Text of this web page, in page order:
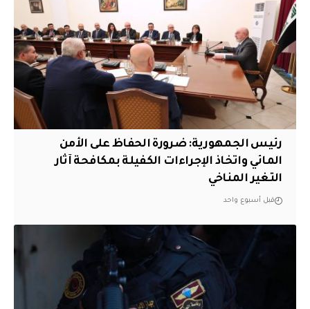
رئيس الجمهورية: ضرورة الحفاظ على الأمن
المائي واتخاذ الإجراءات الكفيلة بمكافحة آثار
التغير المناخي
قبل أسبوع واحد